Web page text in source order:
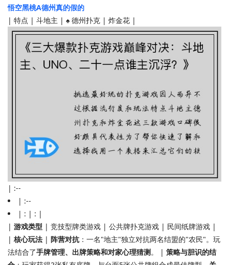
悟空黑桃A德州真的假的
| 特点 | 斗地主 | ♠️ 德州扑克 | 炸金花 |
| :--
| :--
| : | : |
| 游戏类型 | 竞技型牌类游戏 | 公共牌扑克游戏 | 民间纸牌游戏 |
| 核心玩法 | 阵营对抗 ：一名"地主"独立对抗两名结盟的"农民"。玩
法结合了手牌管理、出牌策略和对家心理猜测。 | 策略与胆识的结